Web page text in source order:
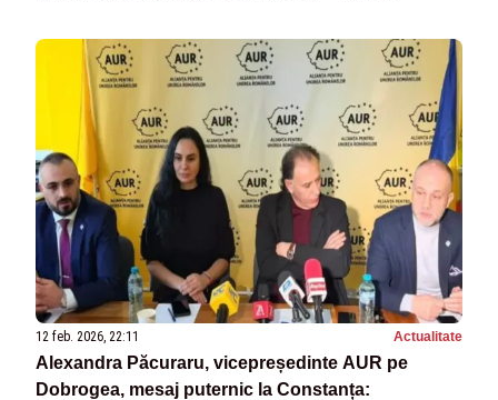
12 feb. 2026, 22:11 Actualitate
Alexandra Păcuraru, vicepreședinte AUR pe
Dobrogea, mesaj puternic la Constanța: